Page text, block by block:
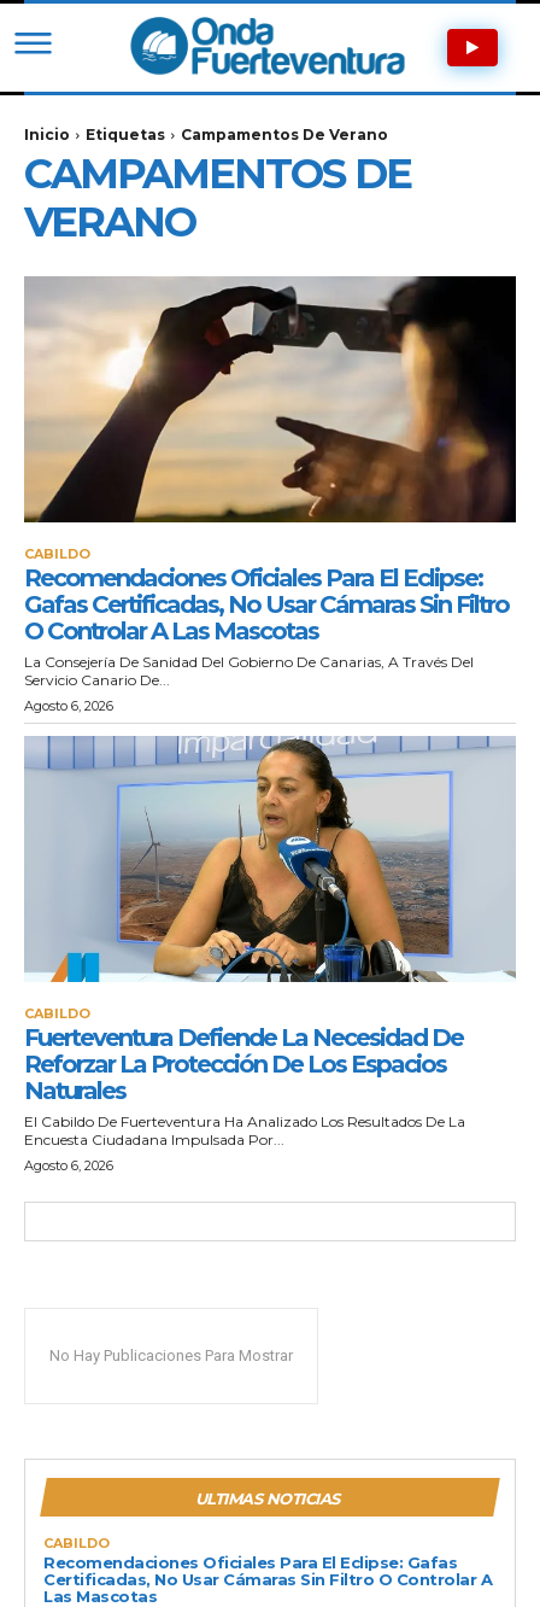
Inicio Etiquetas Campamentos De Verano
CAMPAMENTOS DE
VERANO
CABILDO
Recomendaciones Oficiales Para El Eclipse:
Gafas Certificadas, No Usar Cámaras Sin Filtro
O Controlar A Las Mascotas
La Consejería De Sanidad Del Gobierno De Canarias, A Través Del
Servicio Canario De...
Agosto 6, 2026
CABILDO
Fuerteventura Defiende La Necesidad De
Reforzar La Protección De Los Espacios
Naturales
El Cabildo De Fuerteventura Ha Analizado Los Resultados De La
Encuesta Ciudadana Impulsada Por...
Agosto 6, 2026
No Hay Publicaciones Para Mostrar
ULTIMAS NOTICIAS
CABILDO
Recomendaciones Oficiales Para El Eclipse: Gafas
Certificadas, No Usar Cámaras Sin Filtro O Controlar A
Las Mascotas